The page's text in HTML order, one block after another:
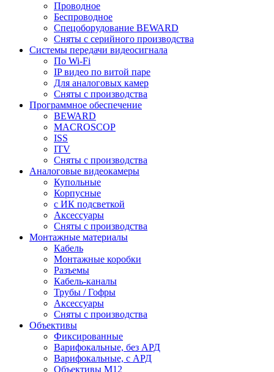
Проводное
Беспроводное
Спецоборудование BEWARD
Сняты с серийного производства
Системы передачи видеосигнала
По Wi-Fi
IP видео по витой паре
Для аналоговых камер
Сняты с производства
Программное обеспечение
BEWARD
MACROSCOP
ISS
ITV
Сняты с производства
Аналоговые видеокамеры
Купольные
Корпусные
c ИК подсветкой
Аксессуары
Сняты с производства
Монтажные материалы
Кабель
Монтажные коробки
Разъемы
Кабель-каналы
Трубы / Гофры
Аксессуары
Сняты с производства
Объективы
Фиксированные
Варифокальные, без АРД
Варифокальные, с АРД
Объективы M12